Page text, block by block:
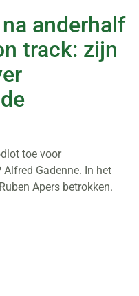
anderhalf
track: zijn
toe voor
Gadenne. In het
Apers betrokken.